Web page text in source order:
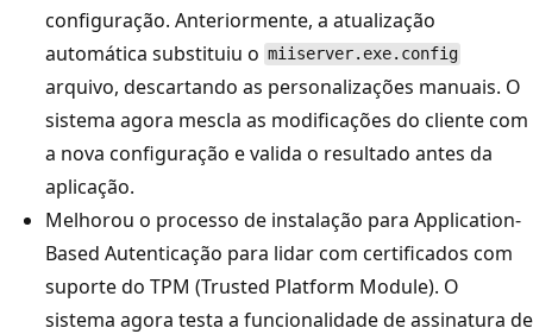
configuração. Anteriormente, a atualização
automática substituiu o miiserver.exe.config
arquivo, descartando as personalizações manuais. O
sistema agora mescla as modificações do cliente com
a nova configuração e valida o resultado antes da
aplicação.
Melhorou o processo de instalação para Application-
Based Autenticação para lidar com certificados com
suporte do TPM (Trusted Platform Module). O
sistema agora testa a funcionalidade de assinatura de